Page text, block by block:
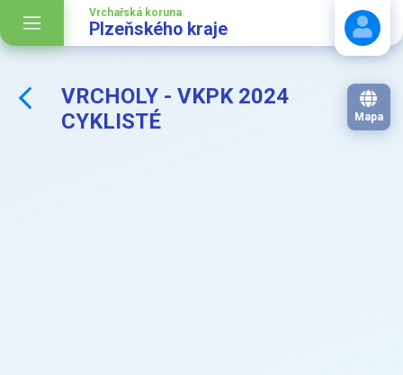
Vrchařská koruna
Plzeňského kraje
Stáhnout návod
VRCHOLY - VKPK 2024
CYKLISTÉ
Mapa